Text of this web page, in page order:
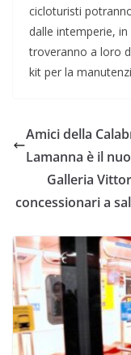
cicloturisti
dalle intemperie,
troveranno a loro
kit per la
Amici della
Lamanna è il
Galleria
concessionari a